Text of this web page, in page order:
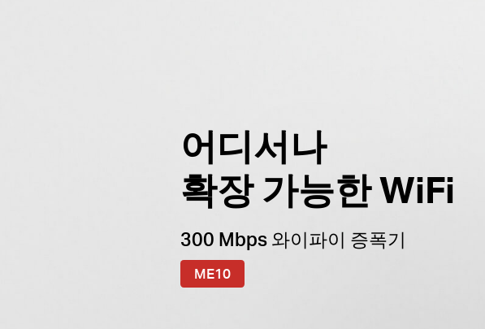
어디서나
확장 가능한 WiFi
300 Mbps 와이파이 증폭기
ME10